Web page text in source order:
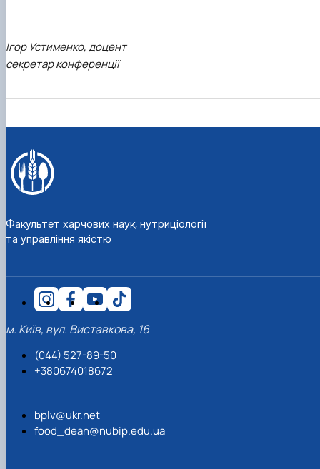
Ігор Устименко, доцент
секретар конференції
Факультет харчових наук, нутриціології
та управління якістю
м. Київ, вул. Виставкова, 16
(044) 527-89-50
+380674018672
bplv@ukr.net
food_dean@nubip.edu.ua